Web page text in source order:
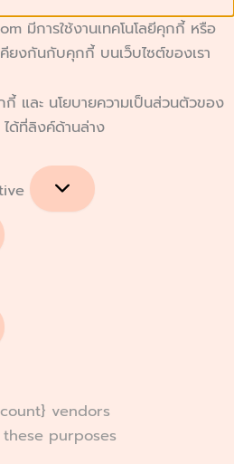
มีการใช้งานเทคโนโลยีคุกกี้ หรือ
ยงกันกับคุกกี้ บนเว็บไซต์ของเรา
และ นโยบายความเป็นส่วนตัวของ
ด้ที่ลิงค์ด้านล่าง
vendors
purposes